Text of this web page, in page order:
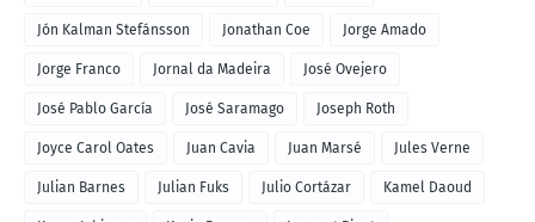
Jón Kalman Stefánsson Jonathan Coe Jorge Amado
Jorge Franco Jornal da Madeira José Ovejero
José Pablo García José Saramago Joseph Roth
Joyce Carol Oates Juan Cavia Juan Marsé Jules Verne
Julian Barnes Julian Fuks Julio Cortázar Kamel Daoud